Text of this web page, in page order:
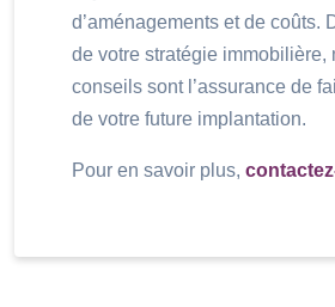
d’aménagements et de coûts.
de votre stratégie immobilière,
conseils sont l’assurance de
de votre future implantation.
Pour en savoir plus,